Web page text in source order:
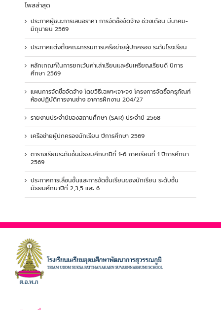
โพสล่าสุด
ประกาศผู้ชนะการเสนอราคา การจัดซื้อจัดจ้าง ช่วงเดือน มีนาคม-
มิถุนายน 2569
ประกาศแต่งตั้งคณะกรรมการเครือข่ายผู้ปกครอง ระดับโรงเรียน
หลักเกณฑ์ในการยกเว้นค่าเล่าเรียนและรับเหรียญเรียนดี ปีการ
ศึกษา 2569
แผนการจัดซื้อจัดจ้าง โดยวิธีเฉพาะเจาะจง โครงการจัดซื้อครุภัณฑ์
ห้องปฏิบัติการงานช่าง อาคารฝึกงาน 204/27
รายงานประจำปีของสถานศึกษา (SAR) ประจำปี 2568
เครือข่ายผู้ปกครองนักเรียน ปีการศึกษา 2569
ตารางเรียนระดับชั้นมัธยมศึกษาปีที่ 1-6 ภาคเรียนที่ 1 ปีการศึกษา
2569
ประกาศการเลื่อนชั้นและการจัดชั้นเรียนของนักเรียน ระดับชั้น
มัธยมศึกษาปีที่ 2,3,5 และ 6